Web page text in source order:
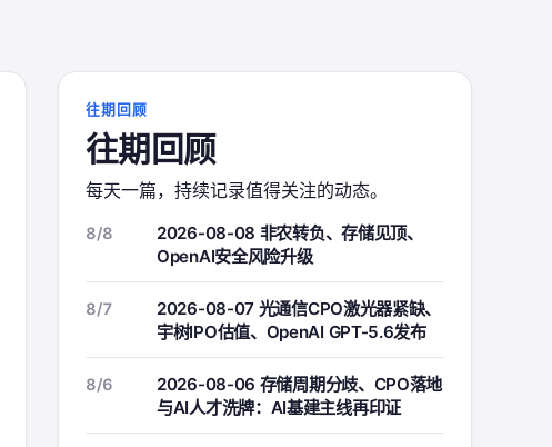
往期回顾
往期回顾
每天一篇，持续记录值得关注的动态。
8/8
2026-08-08 非农转负、存储见顶、
OpenAI安全风险升级
8/7
2026-08-07 光通信CPO激光器紧缺、
宇树IPO估值、OpenAI GPT-5.6发布
8/6
2026-08-06 存储周期分歧、CPO落地
与AI人才洗牌：AI基建主线再印证